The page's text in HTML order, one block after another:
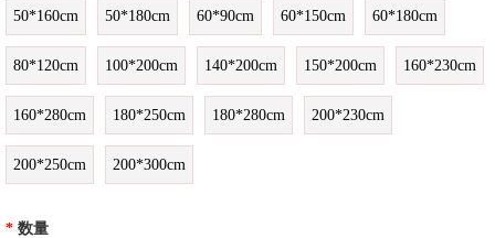
50*160cm 50*180cm 60*90cm 60*150cm 60*180cm
80*120cm 100*200cm 140*200cm 150*200cm 160*230cm
160*280cm 180*250cm 180*280cm 200*230cm
200*250cm 200*300cm
* 数量